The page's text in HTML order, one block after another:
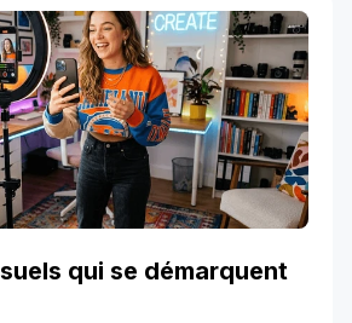
qui se démarquent